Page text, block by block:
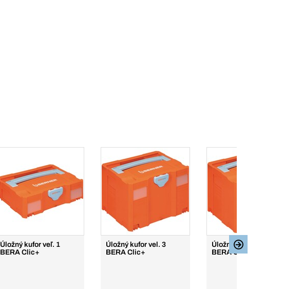
Úložný kufor veľ. 1
BERA Clic+
Úložný kufor vel. 3
BERA Clic+
Úložný kufor vel. 4
BERA Clic+